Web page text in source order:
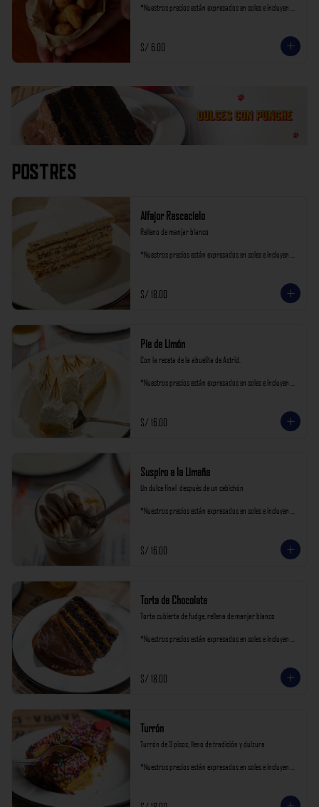
*Nuestros precios están expresados en soles e incluyen
S/ 6.00
Postres
Alfajor Rascacielo
Relleno de manjar blanco
*Nuestros precios están expresados en soles e incluyen
S/ 18.00
Pie de Limón
Con la receta de la abuelita de Astrid.
*Nuestros precios están expresados en soles e incluyen
S/ 16.00
Suspiro a la Limeña
Un dulce final  después de un cebichón
*Nuestros precios están expresados en soles e incluyen
S/ 16.00
Torta de Chocolate
Torta cubierta de fudge, rellena de manjar blanco
*Nuestros precios están expresados en soles e incluyen
S/ 18.00
Turrón
Turrón de 3 pisos, lleno de tradición y dulzura
*Nuestros precios están expresados en soles e incluyen